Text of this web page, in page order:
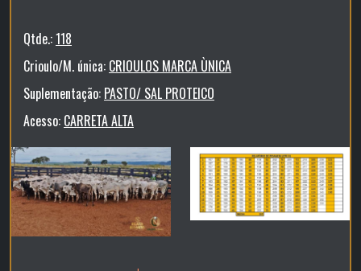
Qtde.:118
Crioulo/M. única: CRIOULOS MARCA ÙNICA
Suplementação: PASTO/ SAL PROTEICO
Acesso: CARRETA ALTA